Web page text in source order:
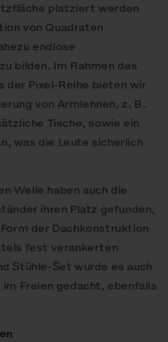
platziert werden
von Quadraten
endlose
bilden. Im Rahmen des
der Pixel-Reihe bieten wir
von Armlehnen, z. B.
Tische, sowie ein
was die Leute sicherlich
Welle haben auch die
ihren Platz gefunden,
der Dachkonstruktion
fest verankerten
Stühle-Set wurde es auch
Freien gedacht, ebenfalls